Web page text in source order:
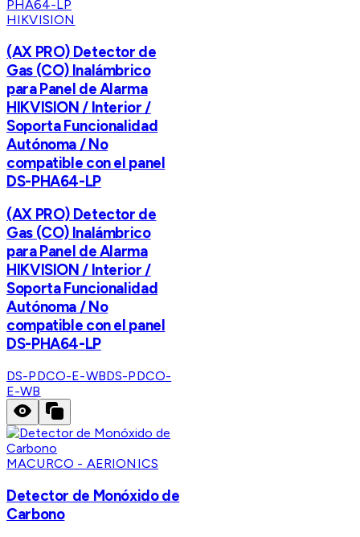
HIKVISION
(AX PRO) Detector de
Gas (CO) Inalámbrico
para Panel de Alarma
HIKVISION / Interior /
Soporta Funcionalidad
Autónoma / No
compatible con el panel
DS-PHA64-LP
(AX PRO) Detector de
Gas (CO) Inalámbrico
para Panel de Alarma
HIKVISION / Interior /
Soporta Funcionalidad
Autónoma / No
compatible con el panel
DS-PHA64-LP
DS-PDCO-E-WBDS-PDCO-
E-WB
MACURCO - AERIONICS
Detector de Monóxido de
Carbono